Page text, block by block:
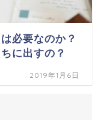
必要なのか？
に出すの？
2019年1月6日